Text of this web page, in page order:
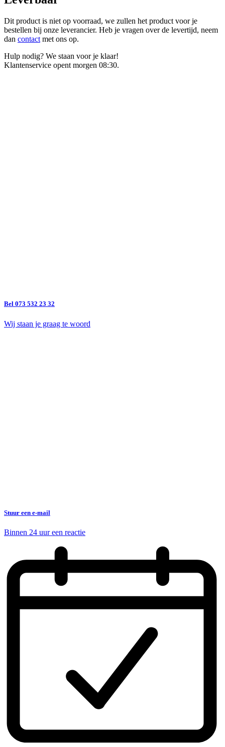
Dit product is niet op voorraad, we zullen het product voor je
bestellen bij onze leverancier. Heb je vragen over de levertijd, neem
dan contact met ons op.
Hulp nodig? We staan voor je klaar!
Klantenservice opent morgen 08:30.
Bel 073 532 23 32
Wij staan je graag te woord
Stuur een e-mail
Binnen 24 uur een reactie